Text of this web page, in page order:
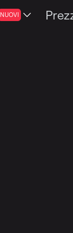
NUOVI